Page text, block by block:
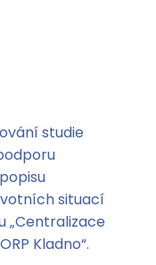
studie
situací
„Centralizace
Kladno“.